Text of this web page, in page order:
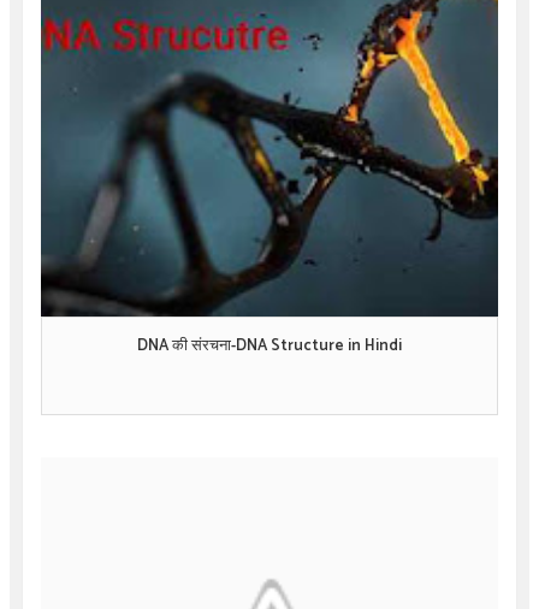
DNA की संरचना-DNA Structure in Hindi